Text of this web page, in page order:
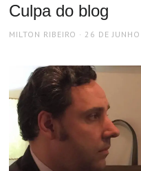
Culpa do blog
AUTHOR
MILTON RIBEIRO
POSTED
26 DE